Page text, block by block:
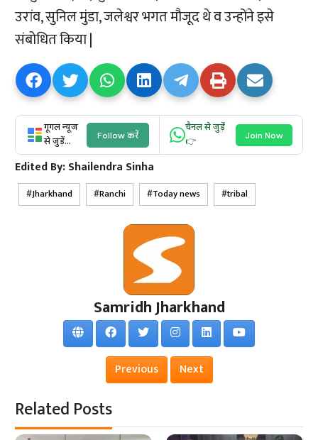
उरांव, सुनिल मुंडा, जलेश्वर भगत मौजूद थे व उन्होंने इसे
संबोधित किया |
गूगल न्यूज
से जुड़ें...
Follow करें
चैनल से जुड़ें
👉
Join Now
Edited By:Shailendra Sinha
Jharkhand Ranchi Today news tribal
Samridh Jharkhand
Previous Next
Related Posts